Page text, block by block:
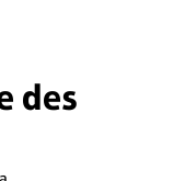
des